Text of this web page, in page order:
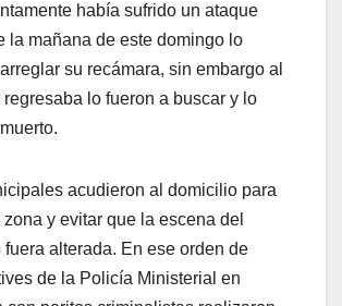
había sufrido un ataque
la mañana de este domingo lo
su recámara, sin embargo al
regresaba lo fueron a buscar y lo
acudieron al domicilio para
y evitar que la escena del
alterada. En ese orden de
de la Policía Ministerial en